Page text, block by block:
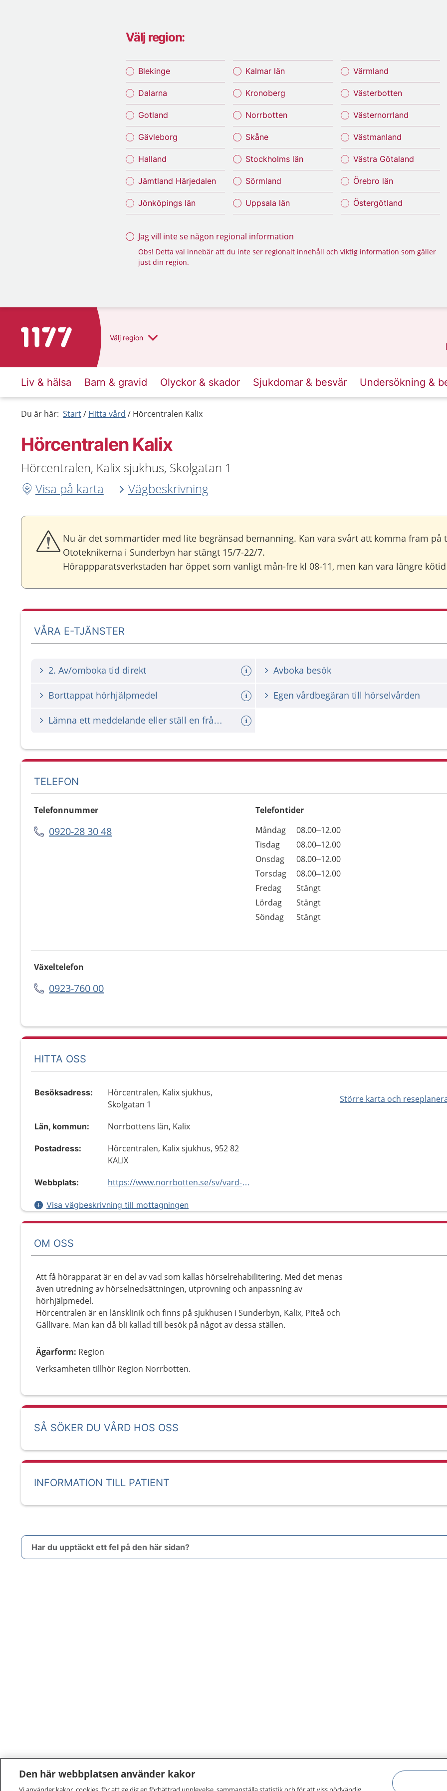
Välj region:
Blekinge
Dalarna
Gotland
Gävleborg
Halland
Jämtland Härjedalen
Jönköpings län
Kalmar län
Kronoberg
Norrbotten
Skåne
Stockholms län
Sörmland
Uppsala län
Värmland
Västerbotten
Västernorrland
Västmanland
Västra Götaland
Örebro län
Östergötland
Jag vill inte se någon regional information
Obs! Detta val innebär att du inte ser regionalt innehåll och viktig information som gäller
just din region.
Till startsidan för 1177 Välj region
Liv & hälsa Barn & gravid Olyckor & skador Sjukdomar & besvär Undersökning &
Du är här: Start Hitta vård Hörcentralen Kalix
Hörcentralen Kalix
Hörcentralen, Kalix sjukhus, Skolgatan 1
Visa på karta
Vägbeskrivning
Nu är det sommartider med lite begränsad bemanning. Kan vara svårt att komma fram på
Ototeknikerna i Sunderbyn har stängt 15/7-22/7.
Hörappparatsverkstaden har öppet som vanligt mån-fre kl 08-11, men kan vara längre
VÅRA E-TJÄNSTER
2. Av/omboka tid direkt Avboka besök
Borttappat hörhjälpmedel Egen vårdbegäran till hörselvården
Lämna ett meddelande eller ställ en fråga till Hörcentralen
TELEFON
Telefonnummer
0920-28 30 48
Telefontider
Dag
Öppettider
Kommentarer
Måndag
08.00–12.00
Tisdag
08.00–12.00
Onsdag
08.00–12.00
Torsdag
08.00–12.00
Fredag
Stängt
Lördag
Stängt
Söndag
Stängt
Växeltelefon
0923-760 00
HITTA OSS
Större karta och
Besöksadress:
Hörcentralen, Kalix sjukhus,
Skolgatan 1
Län, kommun: Norrbottens län, Kalix
Postadress:
Hörcentralen, Kalix sjukhus, 952 82
KALIX
Webbplats: https://www.norrbotten.se/sv/vard-och-halsa/vara-vardenheter/kliniker-och-mottagningar/horcentralen--kalix-sjukhus/
Visa vägbeskrivning till mottagningen
OM OSS
Att få hörapparat är en del av vad som kallas hörselrehabilitering. Med det menas
även utredning av hörselnedsättningen, utprovning och anpassning av
hörhjälpmedel.
Hörcentralen är en länsklinik och finns på sjukhusen i Sunderbyn, Kalix, Piteå och
Gällivare. Man kan då bli kallad till besök på något av dessa ställen.
Ägarform: Region
Verksamheten tillhör Region Norrbotten.
SÅ SÖKER DU VÅRD HOS OSS
INFORMATION TILL PATIENT
Har du upptäckt ett fel på den här sidan?
Den här webbplatsen använder kakor